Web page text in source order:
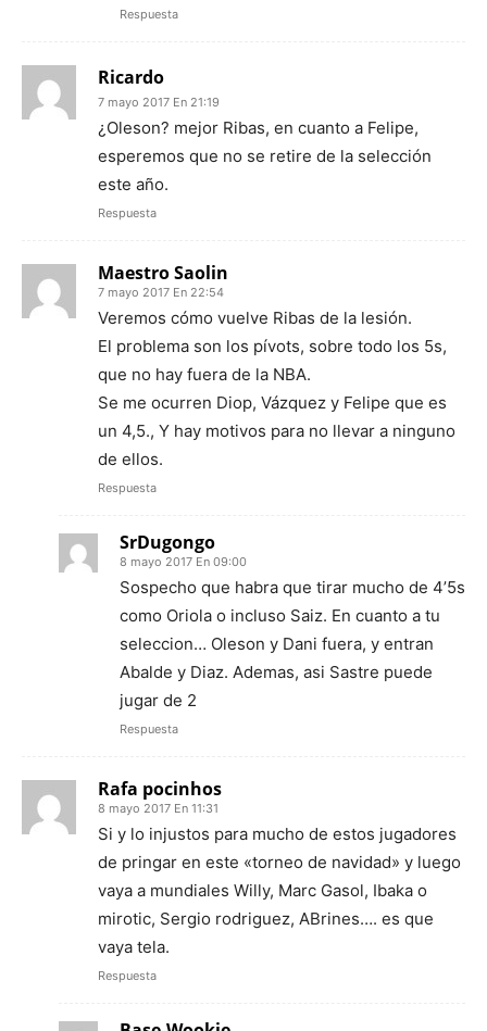
Respuesta
Ricardo
7 mayo 2017 En 21:19
¿Oleson? mejor Ribas, en cuanto a Felipe,
esperemos que no se retire de la selección
este año.
Respuesta
Maestro Saolin
7 mayo 2017 En 22:54
Veremos cómo vuelve Ribas de la lesión.
El problema son los pívots, sobre todo los 5s,
que no hay fuera de la NBA.
Se me ocurren Diop, Vázquez y Felipe que es
un 4,5., Y hay motivos para no llevar a ninguno
de ellos.
Respuesta
SrDugongo
8 mayo 2017 En 09:00
Sospecho que habra que tirar mucho de 4’5s
como Oriola o incluso Saiz. En cuanto a tu
seleccion… Oleson y Dani fuera, y entran
Abalde y Diaz. Ademas, asi Sastre puede
jugar de 2
Respuesta
Rafa pocinhos
8 mayo 2017 En 11:31
Si y lo injustos para mucho de estos jugadores
de pringar en este «torneo de navidad» y luego
vaya a mundiales Willy, Marc Gasol, Ibaka o
mirotic, Sergio rodriguez, ABrines…. es que
vaya tela.
Respuesta